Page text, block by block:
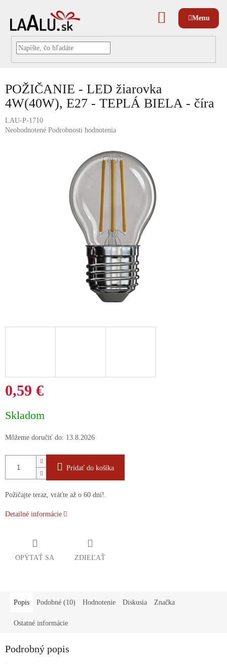
NÁKUPNÝ
KOŠÍK
POŽIČANIE - LED žiarovka
4W(40W), E27 - TEPLÁ BIELA - číra
LAU-P-1710
Priemerné
Neohodnotené Podrobnosti hodnotenia
0,59 €
cena:
Skladom
Môžeme doručiť do: 13.8.2026
Pridať do košíka
Požičajte teraz, vráťte až o 60 dní!.
Detailné informácie
OPÝTAŤ SA ZDIEĽAŤ
Popis Podobné (10) Hodnotenie Diskusia Značka
Ostatné informácie
Podrobný popis